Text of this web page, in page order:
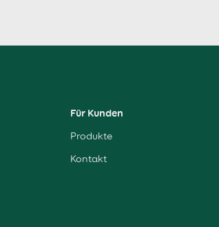
Für Kunden
Produkte
Kontakt